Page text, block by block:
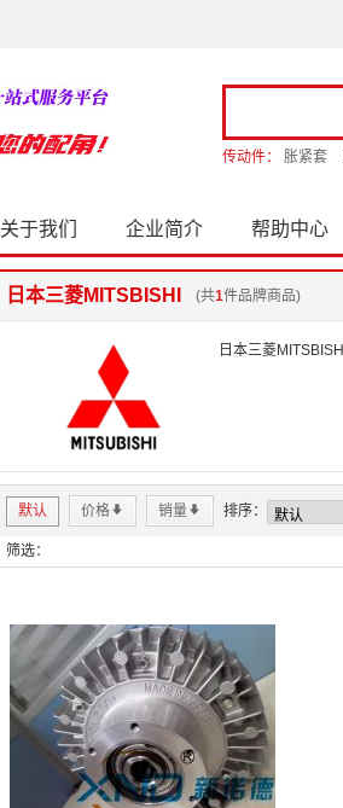
传动件： 胀紧套
关于我们 企业简介 帮助中心
日本三菱MITSBISHI (共1件品牌商品)
日本三菱MITSBISHI
默认 价格* 销量* 排序：
筛选：